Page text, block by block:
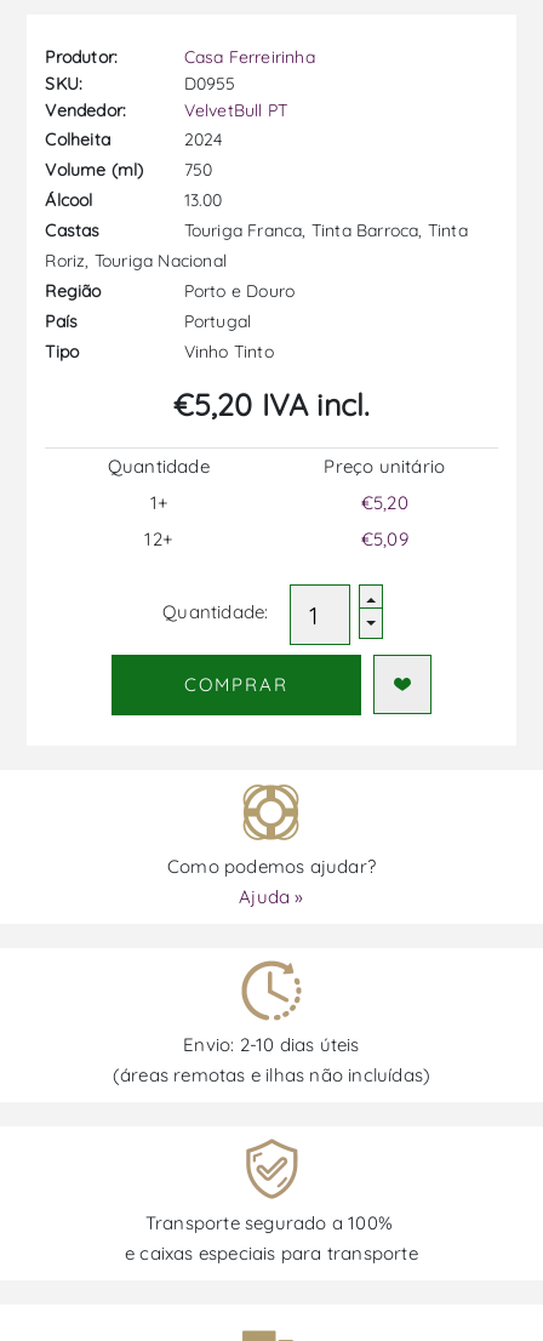
Produtor:
Casa Ferreirinha
SKU:
D0955
Vendedor:
VelvetBull PT
Colheita
2024
Volume (ml)
750
Álcool
13.00
Castas
Touriga Franca, Tinta Barroca, Tinta
Roriz, Touriga Nacional
Região
Porto e Douro
País
Portugal
Tipo
Vinho Tinto
€5,20 IVA incl.
Quantidade
1+
12+
Preço unitário
€5,20
€5,09
Quantidade:
COMPRAR
Como podemos ajudar?
Ajuda »
Envio: 2-10 dias úteis
(áreas remotas e ilhas não incluídas)
Transporte segurado a 100%
e caixas especiais para transporte